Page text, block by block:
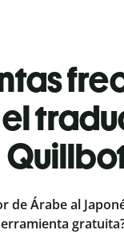
de Árabe al